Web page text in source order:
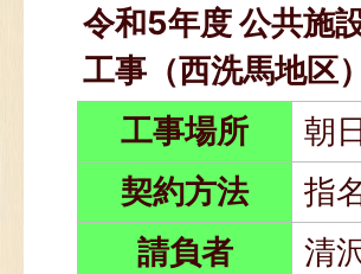
令和5年度 公共施
工事（西洗馬地区）
工事場所
朝
契約方法
指
請負者
清